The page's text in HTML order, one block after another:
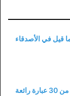
قيل في الأصدقاء
كلام عن الصديق الحقيقي أكثر من 30 عبارة رائعة